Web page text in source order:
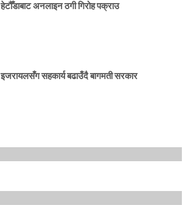
हेटौँडाबाट अनलाइन ठगी गिरोह पक्राउ
इजरायलसँग सहकार्य बढाउँदै बागमती सरकार